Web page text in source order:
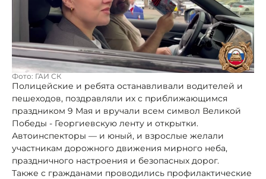
Фото: ГАИ СК
Полицейские и ребята останавливали водителей и
пешеходов, поздравляли их с приближающимся
праздником 9 Мая и вручали всем символ Великой
Победы - Георгиевскую ленту и открытки.
Автоинспекторы — и юный, и взрослые желали
участникам дорожного движения мирного неба,
праздничного настроения и безопасных дорог.
Также с гражданами проводились профилактические